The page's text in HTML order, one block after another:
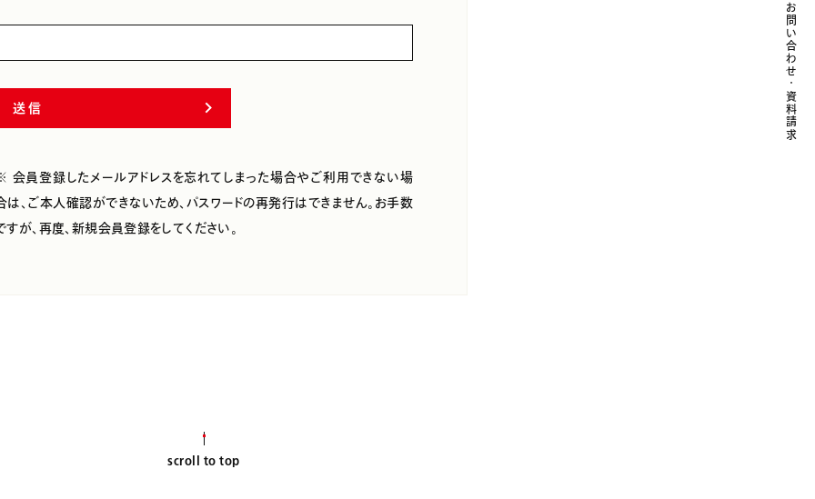
お問い合わせ・資料請求
送信
会員登録したメールアドレスを忘れてしまった場合やご利用できない場
は、ご本人確認ができないため、パスワードの再発行はできません。お手数
すが、再度、新規会員登録をしてください。
scroll to top